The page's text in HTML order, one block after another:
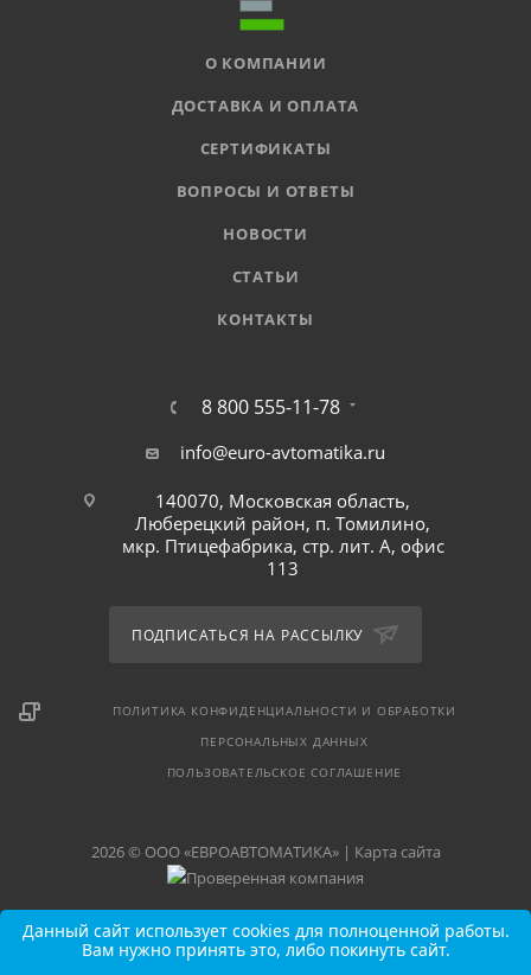
О КОМПАНИИ
ДОСТАВКА И ОПЛАТА
СЕРТИФИКАТЫ
ВОПРОСЫ И ОТВЕТЫ
НОВОСТИ
СТАТЬИ
КОНТАКТЫ
8 800 555-11-78
info@euro-avtomatika.ru
140070, Московская область,
Люберецкий район, п. Томилино,
мкр. Птицефабрика, стр. лит. А, офис
113
ПОДПИСАТЬСЯ НА РАССЫЛКУ
ПОЛИТИКА КОНФИДЕНЦИАЛЬНОСТИ И ОБРАБОТКИ
ПЕРСОНАЛЬНЫХ ДАННЫХ
ПОЛЬЗОВАТЕЛЬСКОЕ СОГЛАШЕНИЕ
2026 © ООО «ЕВРОАВТОМАТИКА» | Карта сайта
Данный сайт использует cookies для полноценной работы.
Вам нужно принять это, либо покинуть сайт.